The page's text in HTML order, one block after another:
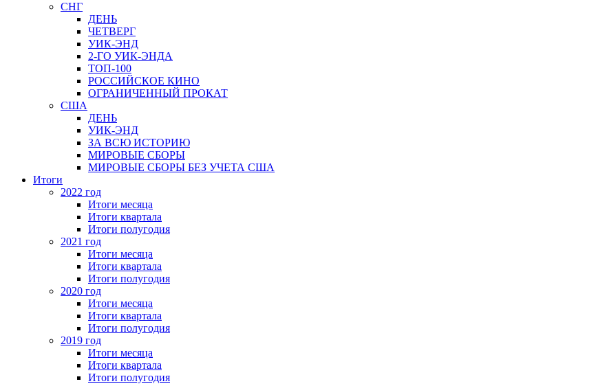
СНГ
ДЕНЬ
ЧЕТВЕРГ
УИК-ЭНД
2-ГО УИК-ЭНДА
ТОП-100
РОССИЙСКОЕ КИНО
ОГРАНИЧЕННЫЙ ПРОКАТ
США
ДЕНЬ
УИК-ЭНД
ЗА ВСЮ ИСТОРИЮ
МИРОВЫЕ СБОРЫ
МИРОВЫЕ СБОРЫ БЕЗ УЧЕТА США
Итоги
2022 год
Итоги месяца
Итоги квартала
Итоги полугодия
2021 год
Итоги месяца
Итоги квартала
Итоги полугодия
2020 год
Итоги месяца
Итоги квартала
Итоги полугодия
2019 год
Итоги месяца
Итоги квартала
Итоги полугодия